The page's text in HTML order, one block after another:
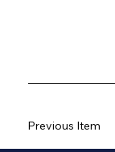
Previous Item